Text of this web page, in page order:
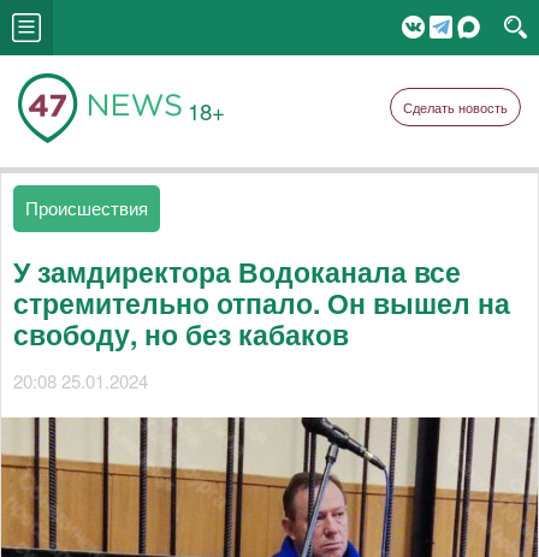
18+ Сделать новость
Происшествия
У замдиректора Водоканала все
стремительно отпало. Он вышел на
свободу, но без кабаков
20:08 25.01.2024